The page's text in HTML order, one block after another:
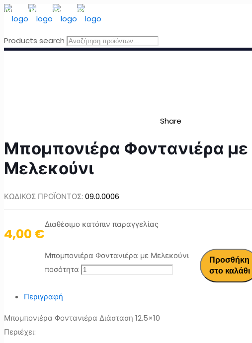
ΔΩΡΕΑΝ ΜΕΤΑΦΟΡΙΚΑ
Products search
Share
Μπομπονιέρα Φοντανιέρα με
Μελεκούνι
ΚΩΔΙΚΟΣ ΠΡΟΪΟΝΤΟΣ: 09.0.0006
4,00 €
Διαθέσιμο κατόπιν παραγγελίας
Μπομπονιέρα Φοντανιέρα με Μελεκούνι
ποσότητα
Προσθήκη
στο καλάθι
Περιγραφή
Μπομπονιέρα Φοντανιέρα Διάσταση 12.5×10
Περιέχει: